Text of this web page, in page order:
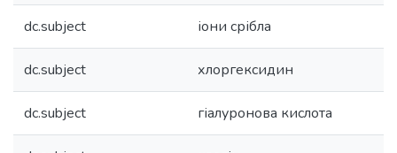
dc.subject іони срібла
dc.subject хлоргексидин
dc.subject гіалуронова кислота